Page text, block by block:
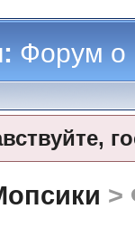
Форум о
>